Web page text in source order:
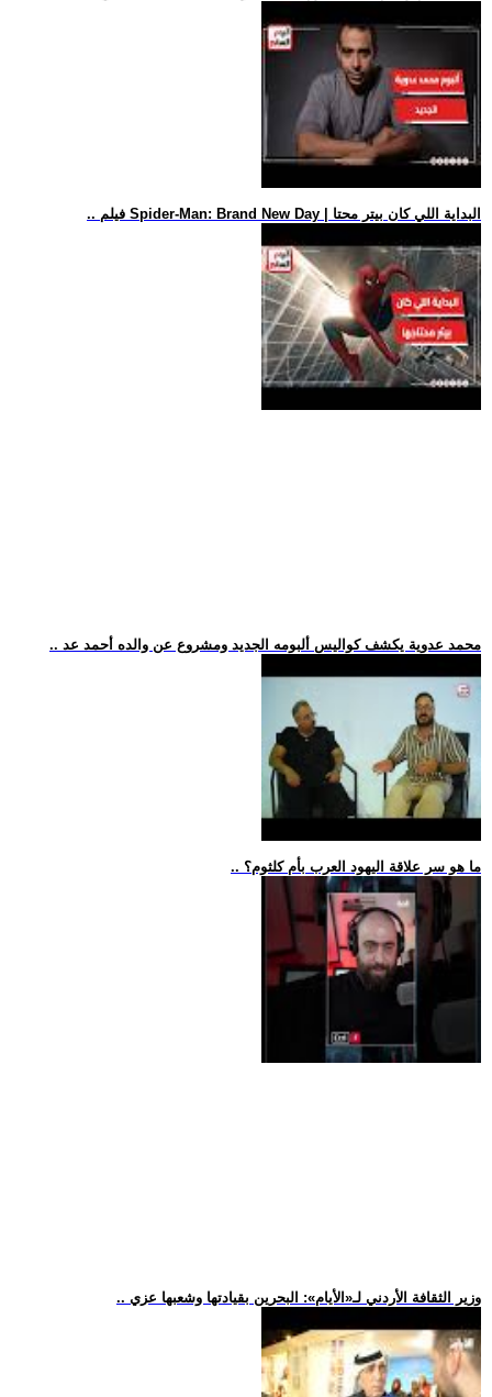
.. فيلم Spider-Man: Brand New Day | البداية اللي كان بيتر محتا
.. محمد عدوية يكشف كواليس ألبومه الجديد ومشروع عن والده أحمد عد
.. ما هو سر علاقة اليهود العرب بأم كلثوم؟
.. وزير الثقافة الأردني لـ«الأيام»: البحرين بقيادتها وشعبها عزي